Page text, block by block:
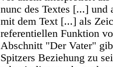
nunc des Textes [...]
mit dem Text [...] als
referentiellen Funktion
Abschnitt "Der Vater"
Spitzers Beziehung zu